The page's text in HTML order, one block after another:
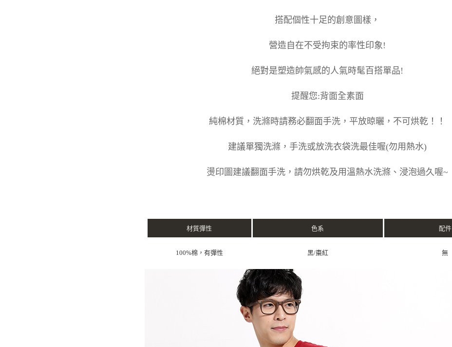
搭配個性十足的創意圖樣，
營造自在不受拘束的率性印象!
絕對是塑造帥氣感的人氣時髦百搭單品!
提醒您:背面全素面
純棉材質，洗滌時請務必翻面手洗，平放晾曬，不可烘乾！！
建議單獨洗滌，手洗或放洗衣袋洗最佳喔(勿用熱水)
燙印圖建議翻面手洗，請勿烘乾及用溫熱水洗滌、浸泡過久喔~
材質彈性 色系 配件
100%棉，有彈性 黑/棗紅 無